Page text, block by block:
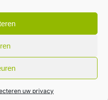
uw privacy
je inbox.
| gemaakt met door